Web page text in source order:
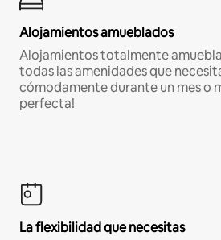
Alojamientos amueblados
Alojamientos totalmente
todas las amenidades que
cómodamente durante un mes o
perfecta!
La flexibilidad que necesitas